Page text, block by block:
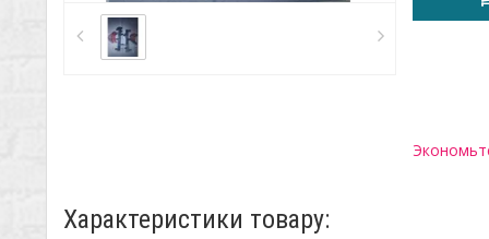
Характеристики товару: